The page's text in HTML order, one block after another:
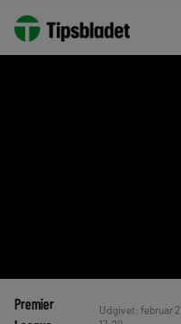
Premier
Udgivet: februar